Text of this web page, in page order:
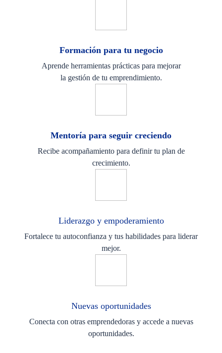
Formación para tu negocio
Aprende herramientas prácticas para mejorar
la gestión de tu emprendimiento.
Mentoría para seguir creciendo
Recibe acompañamiento para definir tu plan de
crecimiento.
Liderazgo y empoderamiento
Fortalece tu autoconfianza y tus habilidades para liderar
mejor.
Nuevas oportunidades
Conecta con otras emprendedoras y accede a nuevas
oportunidades.